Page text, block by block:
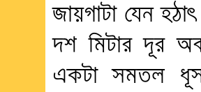
জায়গাটা যেন
দশ মিটার দূর
একটা সমতল